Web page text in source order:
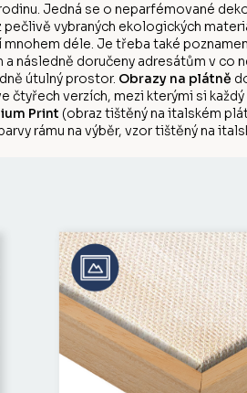
Jedná se o neparfémované
vybraných ekologických
déle. Je třeba také
následně doručeny adresátům v
útulný prostor. Obrazy na plátně
čtyřech verzích, mezi kterými si
Print (obraz tištěný na italském
rámu na výběr, vzor tištěný na